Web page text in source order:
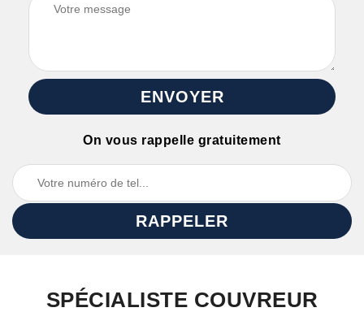
On vous rappelle gratuitement
SPÉCIALISTE COUVREUR